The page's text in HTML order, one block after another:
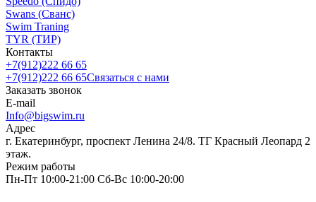
Swans (Сванс)
Swim Traning
TYR (ТИР)
Контакты
+7(912)222 66 65
+7(912)222 66 65Связаться с нами
Заказать звонок
E-mail
Info@bigswim.ru
Адрес
г. Екатеринбург, проспект Ленина 24/8. ТГ Красный Леопард 2
этаж.
Режим работы
Пн-Пт 10:00-21:00 Сб-Вс 10:00-20:00